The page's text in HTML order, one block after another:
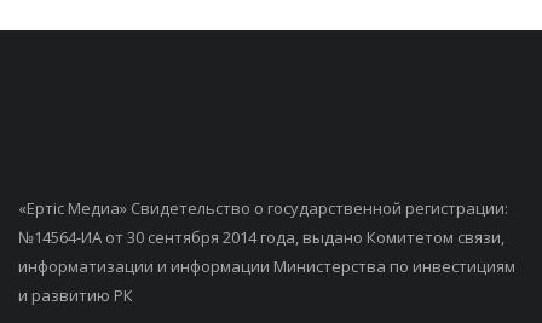
«Ертiс Медиа» Свидетельство о государственной регистрации:
№14564-ИА от 30 сентября 2014 года, выдано Комитетом связи,
информатизации и информации Министерства по инвестициям
и развитию РК